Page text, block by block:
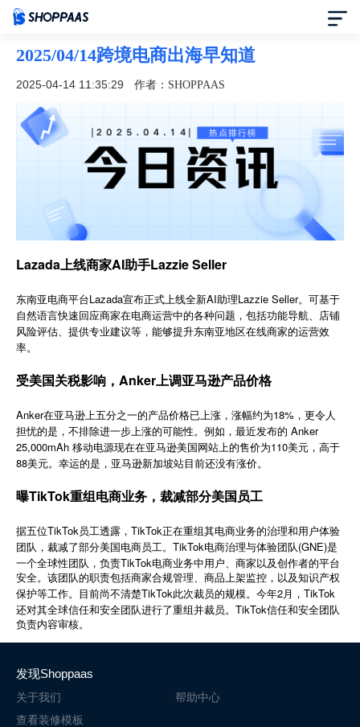
首页
定价
模板中心
合作伙伴
了解我们
简体中文
登录 免费使用
2025/04/14跨境电商出海早知道
2025-04-14 11:35:29 作者：SHOPPAAS
Lazada上线商家AI助手Lazzie Seller
东南亚电商平台Lazada宣布正式上线全新AI助理Lazzie Seller。可基于
自然语言快速回应商家在电商运营中的各种问题，包括功能导航、店铺
风险评估、提供专业建议等，能够提升东南亚地区在线商家的运营效
率。
受美国关税影响，Anker上调亚马逊产品价格
Anker在亚马逊上五分之一的产品价格已上涨，涨幅约为18%，更令人
担忧的是，不排除进一步上涨的可能性。例如，最近发布的 Anker
25,000mAh 移动电源现在在亚马逊美国网站上的售价为110美元，高于
88美元。幸运的是，亚马逊新加坡站目前还没有涨价。
曝TikTok重组电商业务，裁减部分美国员工
据五位TikTok员工透露， TikTok正在重组其电商业务的治理和用户体验
团队，裁减了部分美国电商员工。 TikTok电商治理与体验团队(GNE)是
一个全球性团队，负责TikTok电商业务中用户、商家以及创作者的平台
安全。该团队的职责包括商家合规管理、商品上架监控，以及知识产权
保护等工作。目前尚不清楚TikTok此次裁员的规模。今年2月， TikTok
还对其全球信任和安全团队进行了重组并裁员。 TikTok信任和安全团队
负责内容审核。
发现Shoppaas
关于我们
帮助中心
查看装修模板